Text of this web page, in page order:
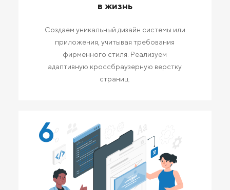
в жизнь
Создаем уникальный дизайн системы или
приложения, учитывая требования
фирменного стиля. Реализуем
адаптивную кроссбраузерную верстку
страниц.
6